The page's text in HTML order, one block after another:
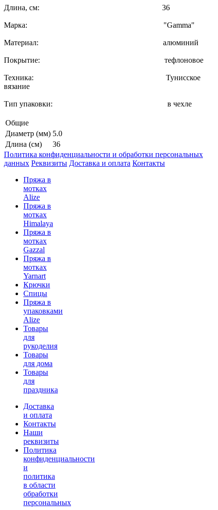
Длина, см: 36
Марка: "Gamma"
Материал: алюминий
Покрытие: тефлоновое
Техника: Тунисское
вязание
Тип упаковки: в чехле
Общие
Диаметр (мм) 5.0
Длина (см)
36
Политика конфиденциальности и обработки персональных
данных Реквизиты Доставка и оплата Контакты
Пряжа в
мотках
Alize
Пряжа в
мотках
Himalaya
Пряжа в
мотках
Gazzal
Пряжа в
мотках
Yarnart
Крючки
Спицы
Пряжа в
упаковками
Alize
Товары
для
рукоделия
Товары
для дома
Товары
для
праздника
Доставка
и оплата
Контакты
Наши
реквизиты
Политика
конфиденциальности
и
политика
в области
обработки
персональных